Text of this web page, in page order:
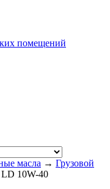
помещений
масла → Грузовой
10W-40